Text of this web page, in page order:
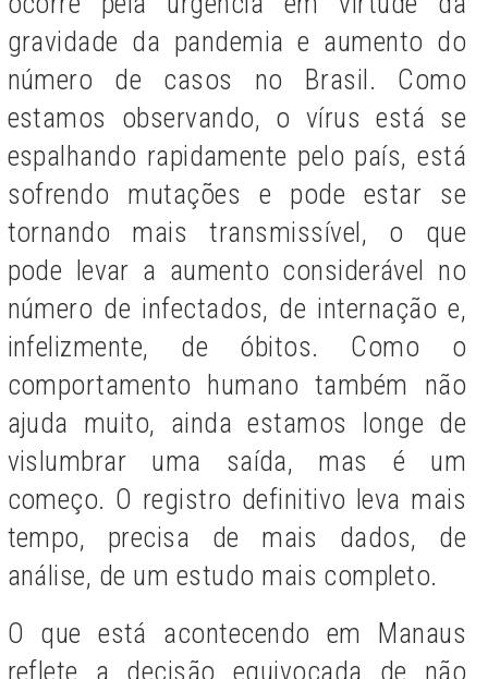
gravidade da pandemia e aumento do
número de casos no Brasil. Como
estamos observando, o vírus está se
espalhando rapidamente pelo país, está
sofrendo mutações e pode estar se
tornando mais transmissível, o que
pode levar a aumento considerável no
número de infectados, de internação e,
infelizmente, de óbitos. Como o
comportamento humano também não
ajuda muito, ainda estamos longe de
vislumbrar uma saída, mas é um
começo. O registro definitivo leva mais
tempo, precisa de mais dados, de
análise, de um estudo mais completo.
O que está acontecendo em Manaus
reflete a decisão equivocada de não